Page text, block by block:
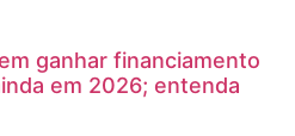
ganhar financiamento
em 2026; entenda